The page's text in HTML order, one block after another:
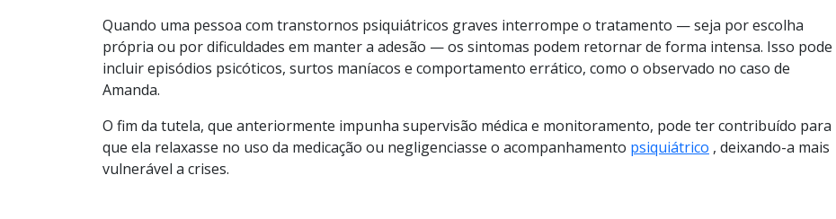
Quando uma pessoa com transtornos psiquiátricos graves interrompe o tratamento — seja por escolha
própria ou por dificuldades em manter a adesão — os sintomas podem retornar de forma intensa. Isso pode
incluir episódios psicóticos, surtos maníacos e comportamento errático, como o observado no caso de
Amanda.
O fim da tutela, que anteriormente impunha supervisão médica e monitoramento, pode ter contribuído para
que ela relaxasse no uso da medicação ou negligenciasse o acompanhamento psiquiátrico , deixando-a mais
vulnerável a crises.